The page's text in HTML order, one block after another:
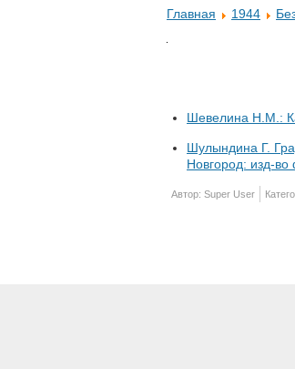
Главная 1944
Шевелина Н.М.:
Шулындина Г.
Новгород: изд-
Автор: Super User